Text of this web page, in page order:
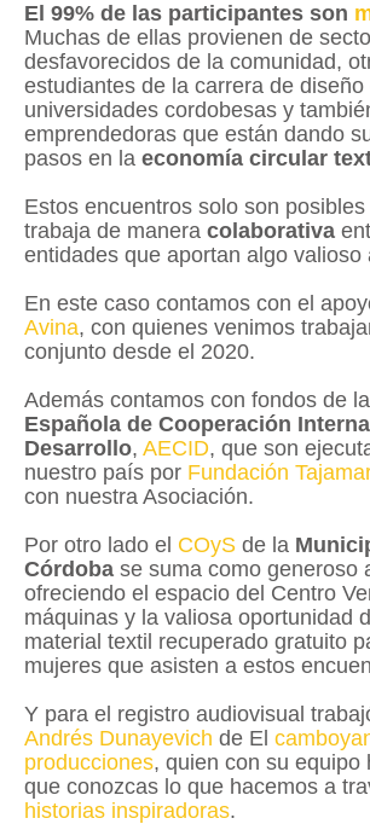
El 99% de las participantes son
Muchas de ellas provienen de
desfavorecidos de la comunidad,
estudiantes de la carrera de diseño
universidades cordobesas y
emprendedoras que están dando
pasos en la economía circular
Estos encuentros solo son
trabaja de manera colaborativa
entidades que aportan algo valioso
En este caso contamos con el
Avina, con quienes venimos
conjunto desde el 2020.
Además contamos con fondos de la
Española de Cooperación
Desarrollo, AECID, que son
nuestro país por Fundación
con nuestra Asociación.
Por otro lado el COyS de la
Córdoba se suma como generoso
ofreciendo el espacio del Centro
máquinas y la valiosa oportunidad
material textil recuperado gratuito
mujeres que asisten a estos
Y para el registro audiovisual
Andrés Dunayevich de El
producciones, quien con su equipo
que conozcas lo que hacemos a
historias inspiradoras.